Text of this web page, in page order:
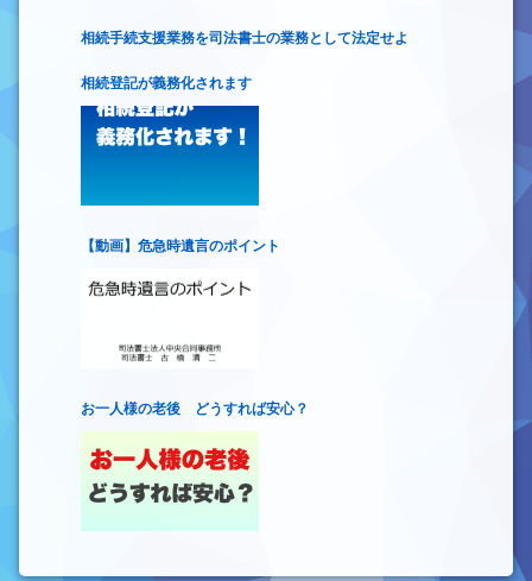
相続手続支援業務を司法書士の業務として法定せよ
相続登記が義務化されます
【動画】危急時遺言のポイント
お一人様の老後 どうすれば安心？